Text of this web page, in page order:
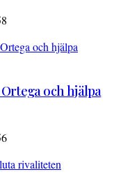
och hjälpa